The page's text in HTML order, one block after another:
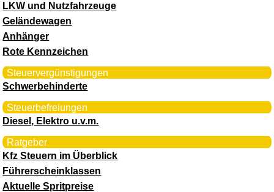
LKW und Nutzfahrzeuge
Geländewagen
Anhänger
Rote Kennzeichen
Steuervergünstigungen
Schwerbehinderte
Steuerbefreiungen
Diesel, Elektro u.v.m.
Ratgeber
Kfz Steuern im Überblick
Führerscheinklassen
Aktuelle Spritpreise